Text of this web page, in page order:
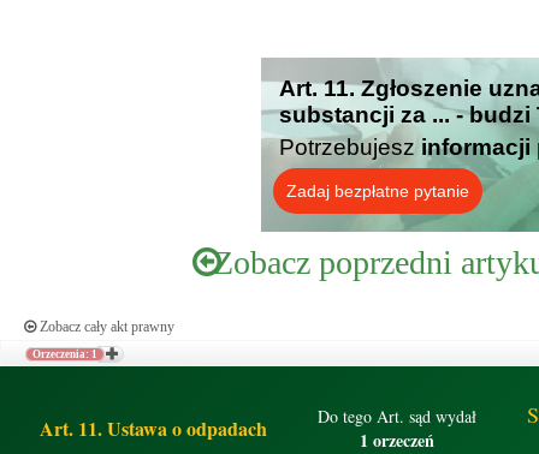
Art. 11. Zgłoszenie
substancji za ... -
Potrzebujesz informacji
Zadaj bezpłatne pytanie
Zobacz poprzedni
Zobacz cały akt prawny
Orzeczenia: 1
Art. 11. Ustawa o odpadach Do tego Art. sąd wydał
1 orzeczeń